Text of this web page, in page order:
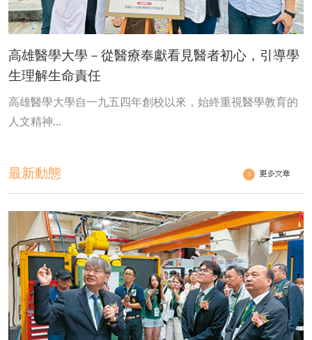
高雄醫學大學－從醫療奉獻看見醫者初心，引導學
生理解生命責任
高雄醫學大學自一九五四年創校以來，始終重視醫學教育的
人文精神...
最新動態